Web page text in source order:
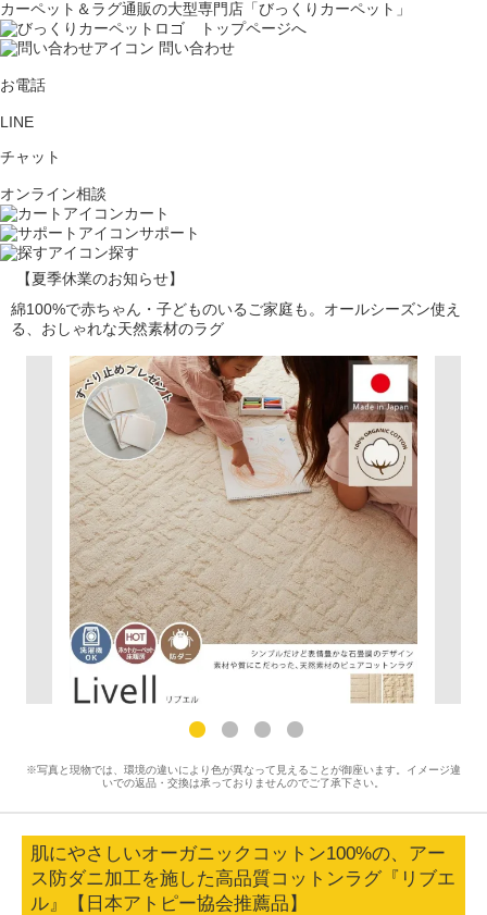
カーペット＆ラグ通販の大型専門店「びっくりカーペット」
問い合わせ
お電話
LINE
チャット
オンライン相談
カート
サポート
探す
【夏季休業のお知らせ】
綿100%で赤ちゃん・子どものいるご家庭も。オールシーズン使え
る、おしゃれな天然素材のラグ
※写真と現物では、環境の違いにより色が異なって見えることが御座います。イメージ違
いでの返品・交換は承っておりませんのでご了承下さい。
肌にやさしいオーガニックコットン100%の、アー
ス防ダニ加工を施した高品質コットンラグ『リブエ
ル』【日本アトピー協会推薦品】